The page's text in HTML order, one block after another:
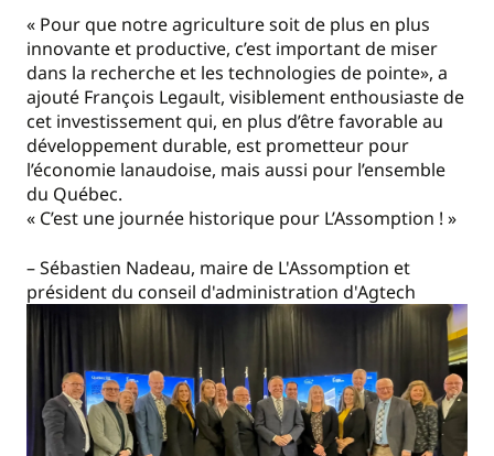
« Pour que notre agriculture soit de plus en plus
innovante et productive, c’est important de miser
dans la recherche et les technologies de pointe», a
ajouté François Legault, visiblement enthousiaste de
cet investissement qui, en plus d’être favorable au
développement durable, est prometteur pour
l’économie lanaudoise, mais aussi pour l’ensemble
du Québec.
« C’est une journée historique pour L’Assomption ! »
– Sébastien Nadeau, maire de L'Assomption et
président du conseil d'administration d'Agtech